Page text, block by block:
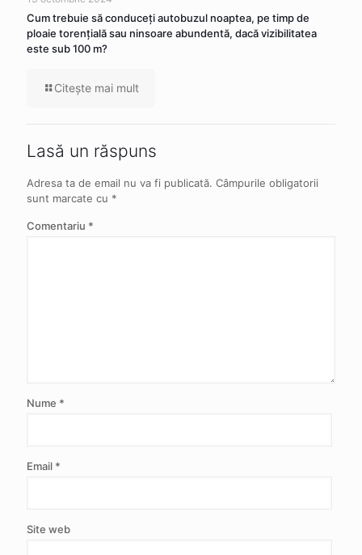
Cum trebuie să conduceţi autobuzul noaptea, pe timp de
ploaie torenţială sau ninsoare abundentă, dacă vizibilitatea
este sub 100 m?
Citeşte mai mult
Lasă un răspuns
Adresa ta de email nu va fi publicată. Câmpurile obligatorii
sunt marcate cu *
Comentariu *
Nume *
Email *
Site web